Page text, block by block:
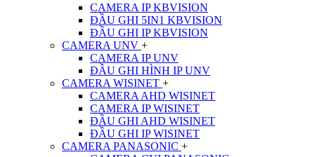
CAMERA IP KBVISION
ĐẦU GHI 5IN1 KBVISION
ĐẦU GHI IP KBVISION
CAMERA UNV +
CAMERA IP UNV
ĐẦU GHI HÌNH IP UNV
CAMERA WISINET +
CAMERA AHD WISINET
CAMERA IP WISINET
ĐẦU GHI AHD WISINET
ĐẦU GHI IP WISINET
CAMERA PANASONIC +